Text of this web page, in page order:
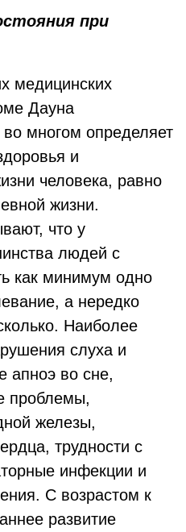
при
медицинских
Дауна
многом определяет
и
человека, равно
жизни.
что у
людей с
как минимум одно
а нередко
Наиболее
слуха и
апноэ во сне,
проблемы,
железы,
трудности с
инфекции и
С возрастом к
развитие